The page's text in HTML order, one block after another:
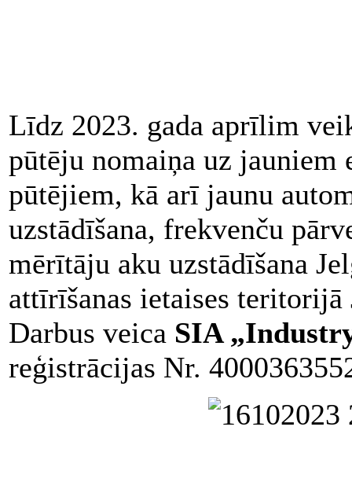
Līdz 2023. gada aprīlim
pūtēju nomaiņa uz jauniem
pūtējiem, kā arī jaunu
uzstādīšana, frekvenču
mērītāju aku uzstādīšana
attīrīšanas ietaises
Darbus veica SIA
reģistrācijas Nr.